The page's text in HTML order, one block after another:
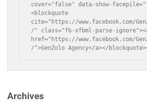
cover="false" data-show-
<blockquote
cite="https://www.facebook.com/
/" class="fb-xfbml-parse-
href="https://www.facebook.com/
/">GenZolo Agency</a></
Archives